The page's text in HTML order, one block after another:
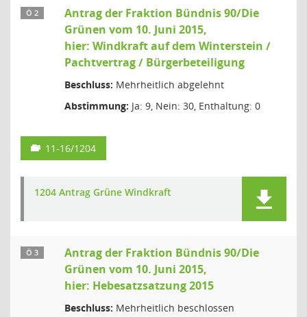
Ö 2
Antrag der Fraktion Bündnis 90/Die
Grünen vom 10. Juni 2015,
hier: Windkraft auf dem Winterstein /
Pachtvertrag / Bürgerbeteiligung
Beschluss: Mehrheitlich abgelehnt
Abstimmung: Ja: 9, Nein: 30, Enthaltung: 0
11-16/1204
1204 Antrag Grüne Windkraft
Ö 3
Antrag der Fraktion Bündnis 90/Die
Grünen vom 10. Juni 2015,
hier: Hebesatzsatzung 2015
Beschluss: Mehrheitlich beschlossen